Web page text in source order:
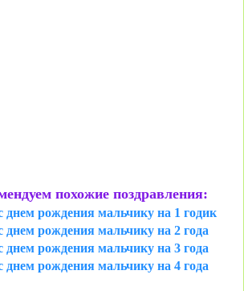
похожие поздравления:
днем рождения мальчику на 1 годик
днем рождения мальчику на 2 года
днем рождения мальчику на 3 года
днем рождения мальчику на 4 года